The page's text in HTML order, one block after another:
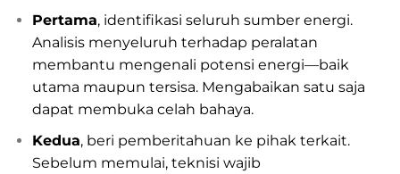
Pertama, identifikasi seluruh sumber energi.
Analisis menyeluruh terhadap peralatan
membantu mengenali potensi energi—baik
utama maupun tersisa. Mengabaikan satu saja
dapat membuka celah bahaya.
Kedua, beri pemberitahuan ke pihak terkait.
Sebelum memulai, teknisi wajib